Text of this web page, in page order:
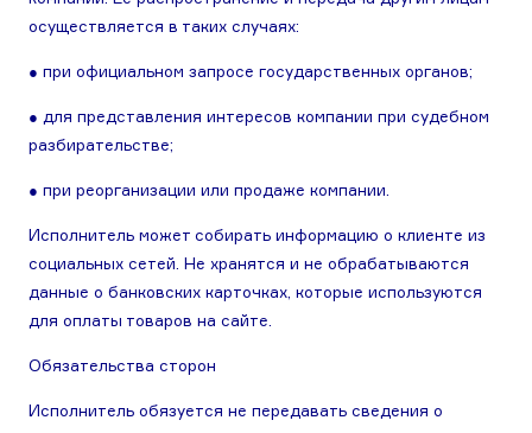
осуществляется в таких случаях:
● при официальном запросе государственных органов;
● для представления интересов компании при судебном
разбирательстве;
● при реорганизации или продаже компании.
Исполнитель может собирать информацию о клиенте из
социальных сетей. Не хранятся и не обрабатываются
данные о банковских карточках, которые используются
для оплаты товаров на сайте.
Обязательства сторон
Исполнитель обязуется не передавать сведения о